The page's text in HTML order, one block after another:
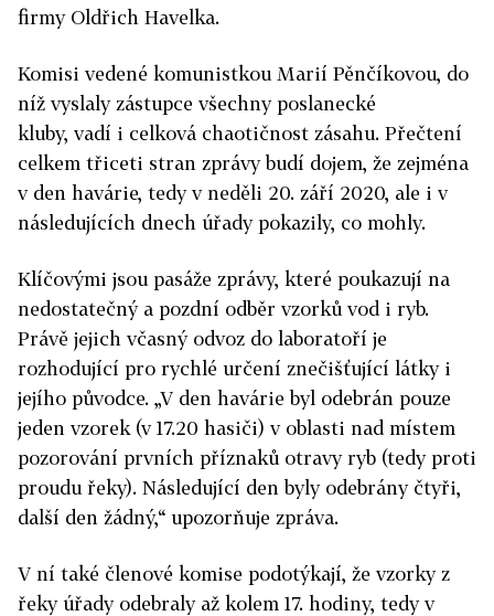
firmy Oldřich Havelka.
Komisi vedené komunistkou Marií Pěnčíkovou, do
níž vyslaly zástupce všechny poslanecké
kluby, vadí i celková chaotičnost zásahu. Přečtení
celkem třiceti stran zprávy budí dojem, že zejména
v den havárie, tedy v neděli 20. září 2020, ale i v
následujících dnech úřady pokazily, co mohly.
Klíčovými jsou pasáže zprávy, které poukazují na
nedostatečný a pozdní odběr vzorků vod i ryb.
Právě jejich včasný odvoz do laboratoří je
rozhodující pro rychlé určení znečišťující látky i
jejího původce. „V den havárie byl odebrán pouze
jeden vzorek (v 17.20 hasiči) v oblasti nad místem
pozorování prvních příznaků otravy ryb (tedy proti
proudu řeky). Následující den byly odebrány čtyři,
další den žádný,“ upozorňuje zpráva.
V ní také členové komise podotýkají, že vzorky z
řeky úřady odebraly až kolem 17. hodiny, tedy v